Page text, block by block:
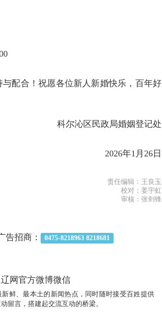
配合！祝愿各位新人新婚快乐，百年好
科尔沁区民政局婚姻登记处
2026年1月26日
责任编辑：王良玉
校对：姜宇虹
审核：张剑锋
告招商： 0475-8218963 8218681
网官方微博微信
鲜、最本土的新闻热点，同时随时接受百姓提供
留言，搭建起交流互动的桥梁。